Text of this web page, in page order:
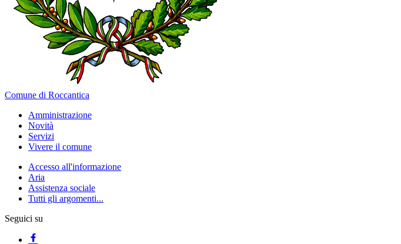
Comune di Roccantica
Amministrazione
Novità
Servizi
Vivere il comune
Accesso all'informazione
Aria
Assistenza sociale
Tutti gli argomenti...
Seguici su